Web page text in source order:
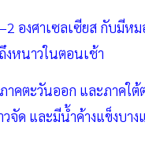
องศาเซลเซียส กับมีหม
งหนาวในตอนเช้า
คตะวันออก และภาคใ
ด และมีน้ำค้างแข็งบา